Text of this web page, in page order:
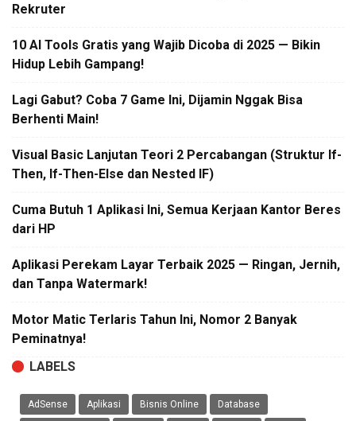
Rekruter
10 AI Tools Gratis yang Wajib Dicoba di 2025 — Bikin
Hidup Lebih Gampang!
Lagi Gabut? Coba 7 Game Ini, Dijamin Nggak Bisa
Berhenti Main!
Visual Basic Lanjutan Teori 2 Percabangan (Struktur If-
Then, If-Then-Else dan Nested IF)
Cuma Butuh 1 Aplikasi Ini, Semua Kerjaan Kantor Beres
dari HP
Aplikasi Perekam Layar Terbaik 2025 — Ringan, Jernih,
dan Tanpa Watermark!
Motor Matic Terlaris Tahun Ini, Nomor 2 Banyak
Peminatnya!
LABELS
AdSense Aplikasi Bisnis Online Database